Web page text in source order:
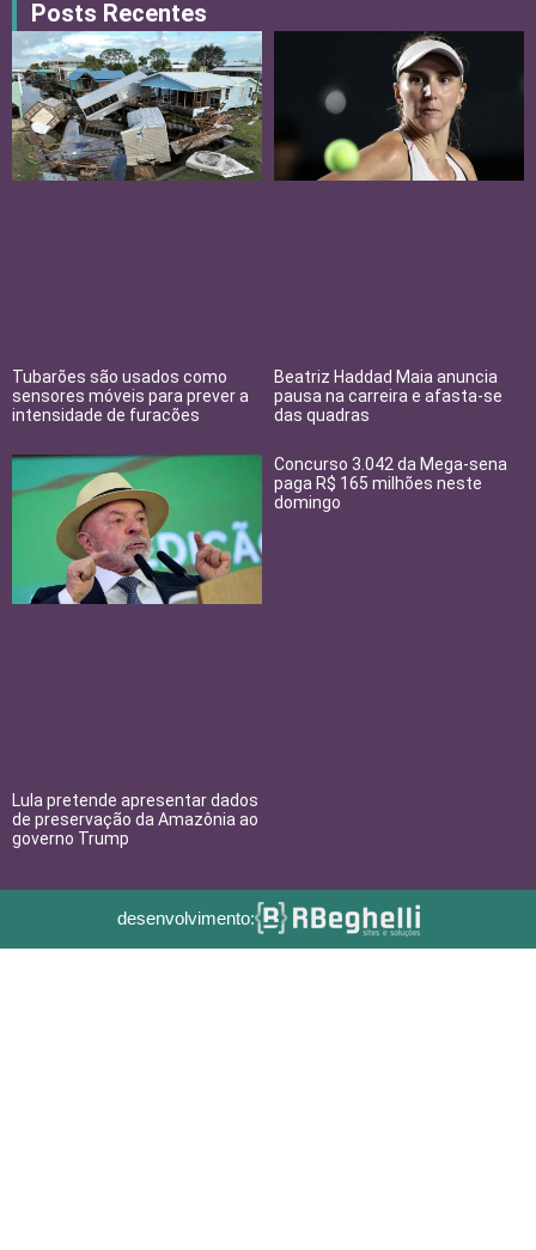
Posts Recentes
Tubarões são usados como
sensores móveis para prever a
intensidade de furacões
Beatriz Haddad Maia anuncia
pausa na carreira e afasta-se
das quadras
Lula pretende apresentar dados
de preservação da Amazônia ao
governo Trump
Concurso 3.042 da Mega-sena
paga R$ 165 milhões neste
domingo
desenvolvimento: